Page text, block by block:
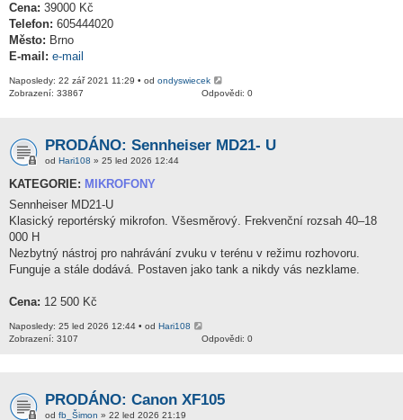
Cena: 39000 Kč
Telefon: 605444020
Město: Brno
E-mail: e-mail
Naposledy: 22 zář 2021 11:29 • od ondyswiecek
Odpovědi: 0
Zobrazení: 33867
PRODÁNO: Sennheiser MD21- U
od Hari108 » 25 led 2026 12:44
KATEGORIE: MIKROFONY
Sennheiser MD21-U
Klasický reportérský mikrofon. Všesměrový. Frekvenční rozsah 40–18
000 H
Nezbytný nástroj pro nahrávání zvuku v terénu v režimu rozhovoru.
Funguje a stále dodává. Postaven jako tank a nikdy vás nezklame.
Cena: 12 500 Kč
Naposledy: 25 led 2026 12:44 • od Hari108
Odpovědi: 0
Zobrazení: 3107
PRODÁNO: Canon XF105
od fb_Šimon » 22 led 2026 21:19